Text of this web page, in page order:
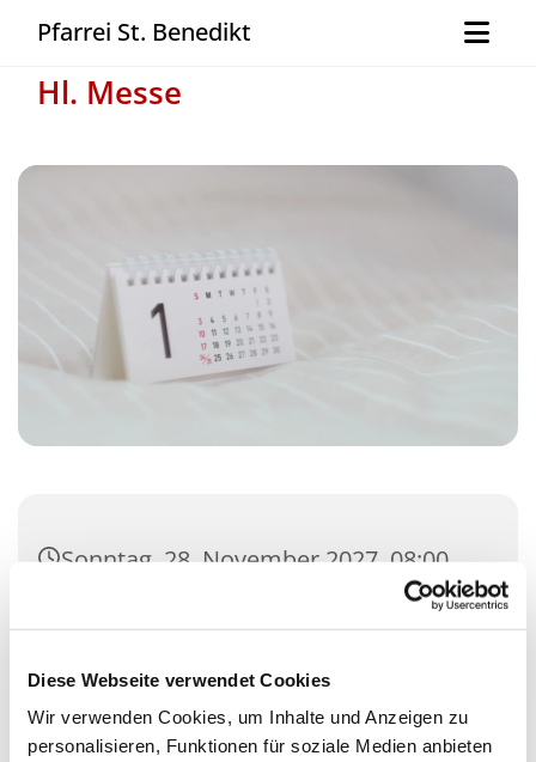
Diese Webseite verwendet Cookies
Wir verwenden Cookies, um Inhalte und Anzeigen zu
personalisieren, Funktionen für soziale Medien anbieten
Pfarrei St. Benedikt
Hl. Messe
Sonntag, 28. November 2027, 08:00
Trebbin